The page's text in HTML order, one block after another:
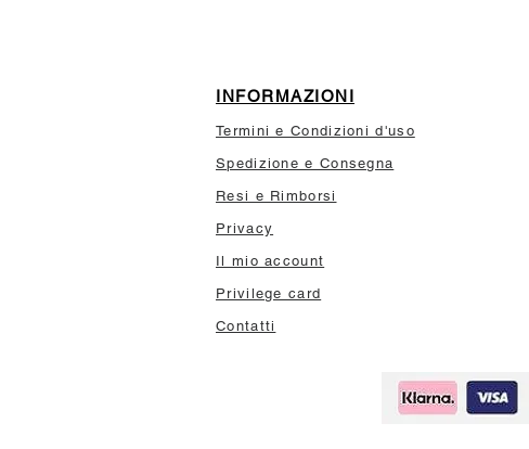
INFORMAZIONI
Termini e Condizioni d'uso
Spedizione e Consegna
Resi e Rimborsi
Privacy
Il mio account
Privilege card
Contatti